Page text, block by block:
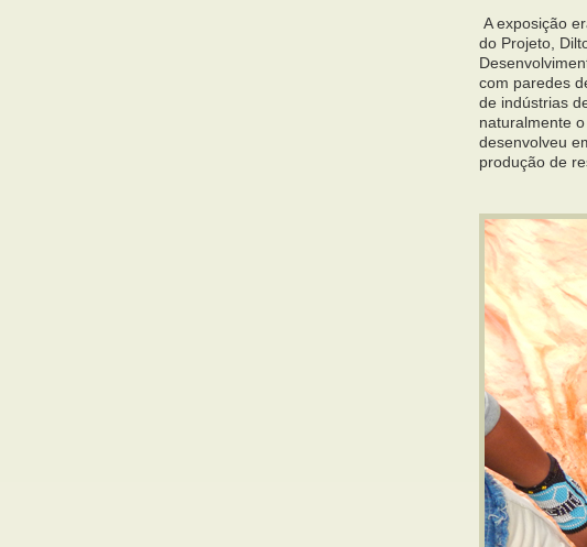
A exposição
do Projeto,
com paredes
de indústrias
naturalmente
desenvolveu
produção de